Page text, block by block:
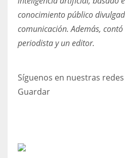
conocimiento público
comunicación. Además,
periodista y un editor.
Síguenos en nuestras redes
Guardar